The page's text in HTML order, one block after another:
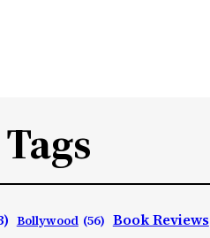
Bollywood (56) Book Reviews